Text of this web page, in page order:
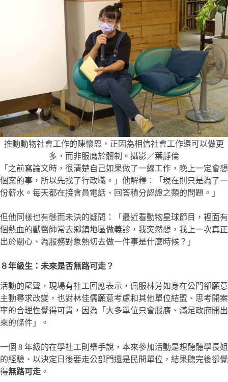
推動動物社會工作的陳懷恩，正因為相信社會工作還可以做更
多，而非服膺於體制。攝影／葉靜倫
「之前寫論文時，很清楚自己如果做了一線工作，晚上一定會想
個案的事，所以先找了行政職。」他解釋：「現在則只是為了一
份薪水。每天都在接會員電話、回答積分認證之類的問題。」
但他同樣也有懸而未決的疑問：「最近看動物星球節目，裡面有
個熱血的獸醫師常去鄉鎮地區做義診，我突然想，我上一次真正
出於關心、為服務對象熱切去做一件事是什麼時候？」
８年級生：未來是否無路可走？
活動的尾聲，現場有社工回應表示，佩服林芳如身在公門卻願意
主動尋求改變，也對林佳儒願意考慮和其他單位結盟、思考開案
率的合理性覺得可貴，因為「大多單位只會服膺、滿足政府開出
來的條件」。
一個 8 年級的在學社工則舉手說，本來參加活動是想聽聽學長姐
的經驗、以決定日後要走公部門還是民間單位，結果聽完後卻覺
得無路可走 。